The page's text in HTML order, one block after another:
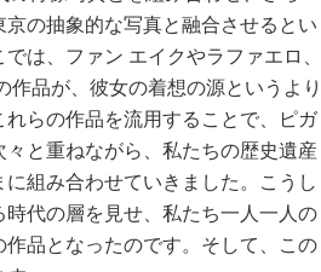
の抽象的な写真と融合させるとい
は、ファン エイクやラファエロ、
作品が、彼女の着想の源というより
らの作品を流用することで、ピガ
と重ねながら、私たちの歴史遺産
組み合わせていきました。こうし
代の層を見せ、私たち一人一人の
品となったのです。そして、この